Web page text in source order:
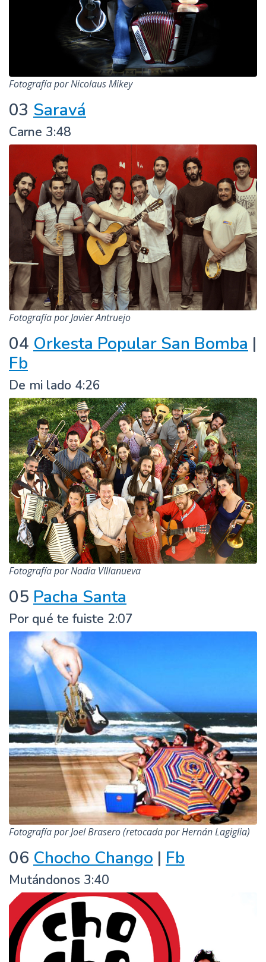
Fotografía por Nicolaus Mikey
03 Saravá
Carne 3:48
Fotografía por Javier Antruejo
04 Orkesta Popular San Bomba |
Fb
De mi lado 4:26
Fotografía por Nadia VIllanueva
05 Pacha Santa
Por qué te fuiste 2:07
Fotografía por Joel Brasero (retocada por Hernán Lagiglia)
06 Chocho Chango | Fb
Mutándonos 3:40